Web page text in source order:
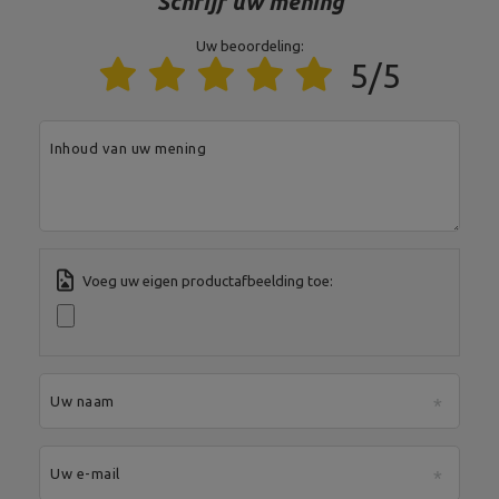
3-laags fitness dumbbell
Hoogte Zonder dumbbells:
Breedte Zonder dumbbells:
31 cm; Met dumbbells: 32 cm,
Diepte Zonder dumbbells: 8,5
Wysokość paczki 15
Boczna 41
Je e-mailadres:
Uw beoordeling:
5/5
Inhoud van uw mening
Voeg uw eigen productafbeelding toe:
Uw naam
Uw e-mail